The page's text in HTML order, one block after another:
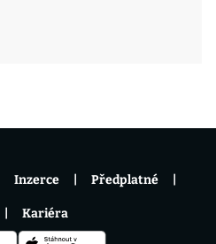
Inzerce Předplatné
Kariéra